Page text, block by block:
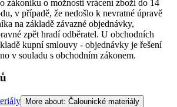
zákoníku o možnosti vrácení zboží do 14
v případě, že nedošlo k nevratné úpravě
na základě závazné objednávky,
zpět hradí odběratel. U obchodních
kupní smlouvy - objednávky je řešení
v souladu s obchodním zákonem.
More about: Čalounické materiály